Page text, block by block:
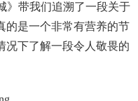
》带我们追溯了一段关于
的是一个非常有营养的节
况下了解一段令人敬畏的